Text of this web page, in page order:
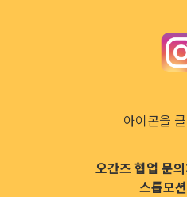
아이콘을
오간즈 협업
스톱모